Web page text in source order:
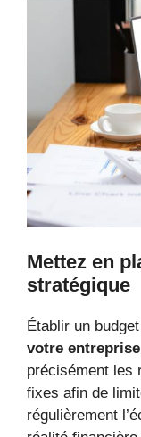
Mettez en
stratégique
Établir un
votre
précisément les
fixes afin de
régulièrement